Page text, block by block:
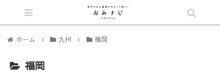
ホーム 九州 福岡
福岡
シェア